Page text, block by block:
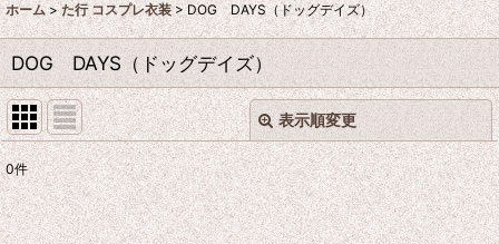
ホーム > た行 コスプレ衣装 > DOG DAYS（ドッグデイズ）
DOG DAYS（ドッグデイズ）
表示順変更
表示数:
閉じる
0件